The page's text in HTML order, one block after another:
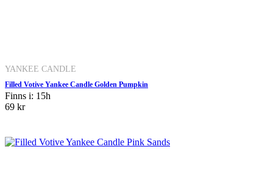
YANKEE CANDLE
Filled Votive Yankee Candle Golden Pumpkin
Finns i: 15h
69 kr